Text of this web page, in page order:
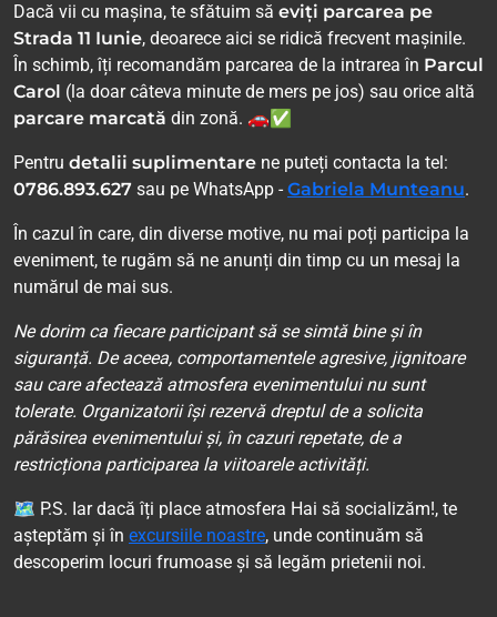
Dacă vii cu mașina, te sfătuim să eviți parcarea pe
Strada 11 Iunie, deoarece aici se ridică frecvent mașinile.
În schimb, îți recomandăm parcarea de la intrarea în Parcul
Carol (la doar câteva minute de mers pe jos) sau orice altă
parcare marcată din zonă. 🚗✅
Pentru detalii suplimentare ne puteți contacta la tel:
0786.893.627 sau pe WhatsApp - Gabriela Munteanu.
În cazul în care, din diverse motive, nu mai poți participa la
eveniment, te rugăm să ne anunți din timp cu un mesaj la
numărul de mai sus.
Ne dorim ca fiecare participant să se simtă bine și în
siguranță. De aceea, comportamentele agresive, jignitoare
sau care afectează atmosfera evenimentului nu sunt
tolerate. Organizatorii își rezervă dreptul de a solicita
părăsirea evenimentului și, în cazuri repetate, de a
restricționa participarea la viitoarele activități.
🗺 P.S. Iar dacă îți place atmosfera Hai să socializăm!, te
așteptăm și în excursiile noastre, unde continuăm să
descoperim locuri frumoase și să legăm prietenii noi.